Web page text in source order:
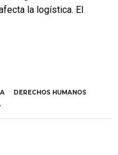
la logística. El
DERECHOS HUMANOS